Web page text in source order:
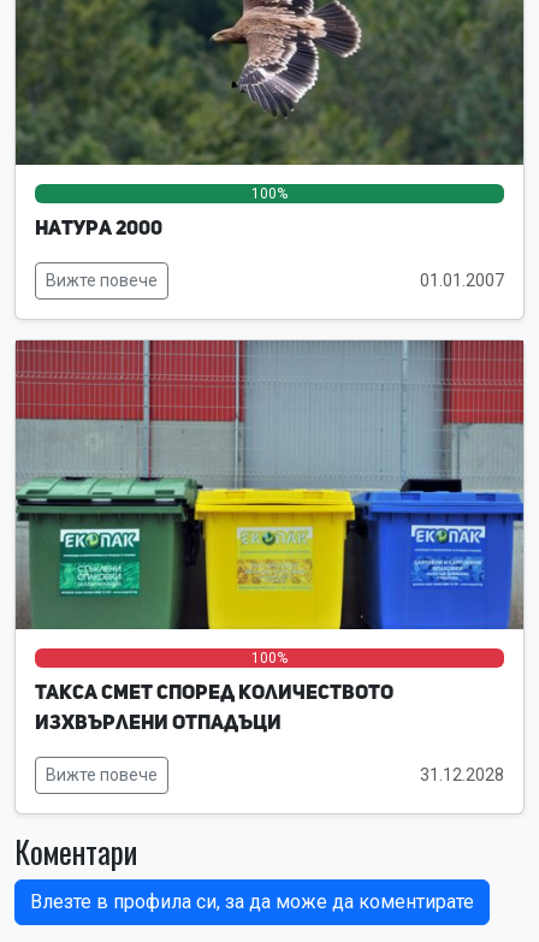
100%
Натура 2000
Вижте повече 01.01.2007
0%
0% 100%
Такса смет според количеството
изхвърлени отпадъци
Вижте повече 31.12.2028
Коментари
Влезте в профила си, за да може да коментирате